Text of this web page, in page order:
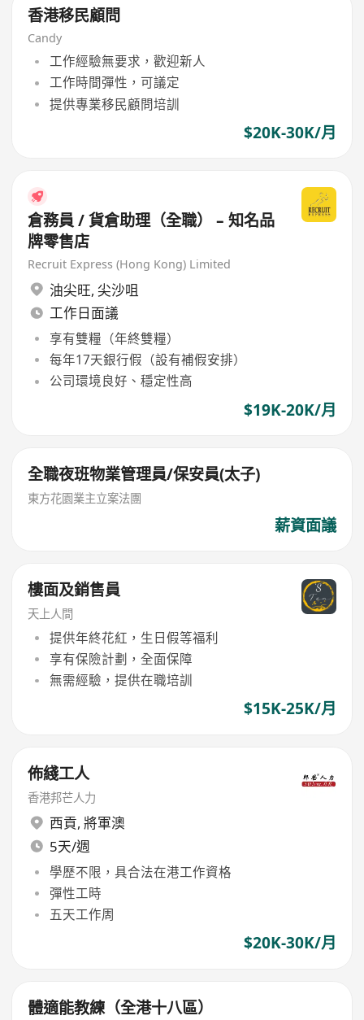
香港移民顧問
Candy
工作經驗無要求，歡迎新人
工作時間彈性，可議定
提供專業移民顧問培訓
$20K-30K/月
倉務員 / 貨倉助理（全職） – 知名品
牌零售店
Recruit Express (Hong Kong) Limited
油尖旺, 尖沙咀
工作日面議
享有雙糧（年終雙糧）
每年17天銀行假（設有補假安排）
公司環境良好、穩定性高
$19K-20K/月
全職夜班物業管理員/保安員(太子)
東方花園業主立案法團
薪資面議
樓面及銷售員
天上人間
提供年終花紅，生日假等福利
享有保險計劃，全面保障
無需經驗，提供在職培訓
$15K-25K/月
佈綫工人
香港邦芒人力
西貢, 將軍澳
5天/週
學歷不限，具合法在港工作資格
彈性工時
五天工作周
$20K-30K/月
體適能教練（全港十八區）